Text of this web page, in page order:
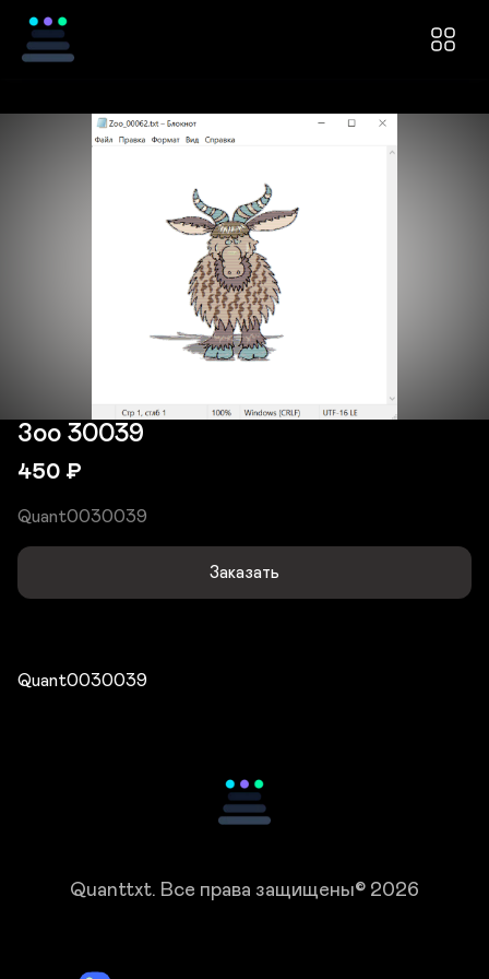
Зоо 30039
450 ₽
Quant0030039
Заказать
Quant0030039
Quanttxt. Все права защищены© 2026